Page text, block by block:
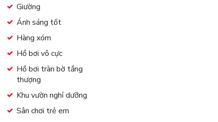
Giường
Ánh sáng tốt
Hàng xóm
Hồ bơi vô cực
Hồ bơi tràn bờ tầng
thượng
Khu vườn nghỉ dưỡng
Sân chơi trẻ em